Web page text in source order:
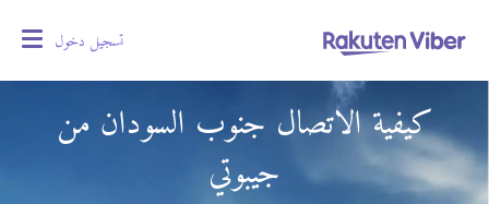
تسجيل دخول
كيفية الاتصال جنوب السودان من
جيبوتي